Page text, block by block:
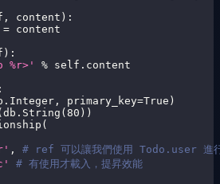
, content ) :
= content
) :
%r>' % self . content
:
. Integer , primary_key=True )
db . String (80 ) )
(
,
# ref 可以讓我們使用 Todo.user 進
# 有使用才載入，提昇效能